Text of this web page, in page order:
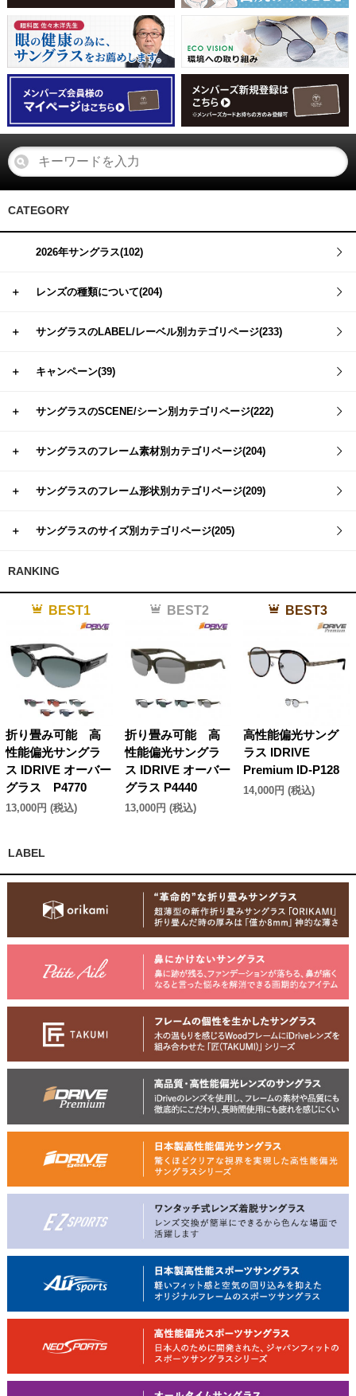
CATEGORY
2026年サングラス(102)
＋ レンズの種類について(204)
＋ サングラスのLABEL/レーベル別カテゴリページ(233)
＋ キャンペーン(39)
＋ サングラスのSCENE/シーン別カテゴリページ(222)
＋ サングラスのフレーム素材別カテゴリページ(204)
＋ サングラスのフレーム形状別カテゴリページ(209)
＋ サングラスのサイズ別カテゴリページ(205)
RANKING
BEST1
折り畳み可能 高
性能偏光サングラ
ス IDRIVE オーバー
グラス P4770
13,000円 (税込)
BEST2
折り畳み可能 高
性能偏光サングラ
ス IDRIVE オーバー
グラス P4440
13,000円 (税込)
BEST3
高性能偏光サング
ラス IDRIVE
Premium ID-P128
14,000円 (税込)
LABEL